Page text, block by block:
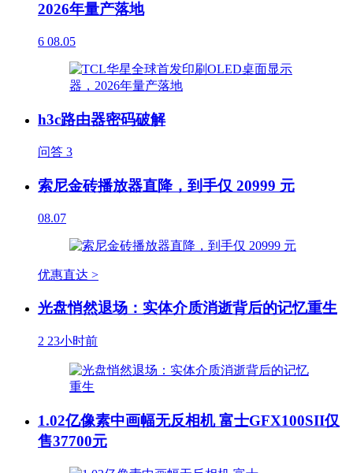
2026年量产落地
6 08.05
h3c路由器密码破解
问答 3
索尼金砖播放器直降，到手仅 20999 元
08.07
优惠直达 >
光盘悄然退场：实体介质消逝背后的记忆重生
2 23小时前
1.02亿像素中画幅无反相机 富士GFX100SII仅
售37700元